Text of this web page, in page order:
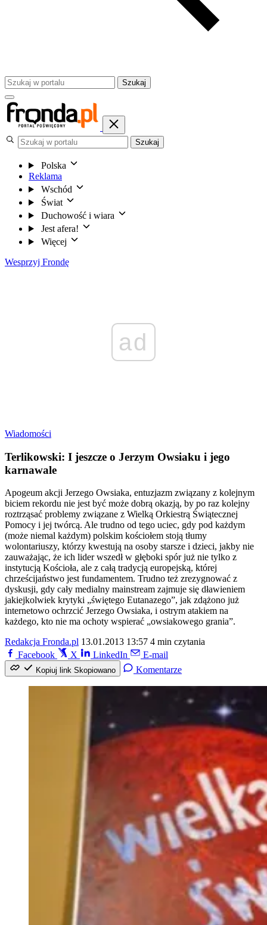
Szukaj
Szukaj
Polska
Reklama
Wschód
Świat
Duchowość i wiara
Jest afera!
Więcej
Wesprzyj Frondę
ad
Wiadomości
Terlikowski: I jeszcze o Jerzym Owsiaku i jego
karnawale
Apogeum akcji Jerzego Owsiaka, entuzjazm związany z kolejnym
biciem rekordu nie jest być może dobrą okazją, by po raz kolejny
roztrząsać problemy związane z Wielką Orkiestrą Świątecznej
Pomocy i jej twórcą. Ale trudno od tego uciec, gdy pod każdym
(może niemal każdym) polskim kościołem stoją tłumy
wolontariuszy, którzy kwestują na osoby starsze i dzieci, jakby nie
zauważając, że ich lider wszedł w głęboki spór już nie tylko z
instytucją Kościoła, ale z całą tradycją europejską, której
chrześcijaństwo jest fundamentem. Trudno też zrezygnować z
dyskusji, gdy cały medialny mainstream zajmuje się dławieniem
jakiejkolwiek krytyki „świętego Eutanazego”, jak zdążono już
internetowo ochrzcić Jerzego Owsiaka, i ostrym atakiem na
każdego, kto nie ma ochoty wspierać „owsiakowego grania”.
Redakcja Fronda.pl 13.01.2013 13:57 4 min czytania
Facebook
X LinkedIn E-mail
Kopiuj link Skopiowano Komentarze